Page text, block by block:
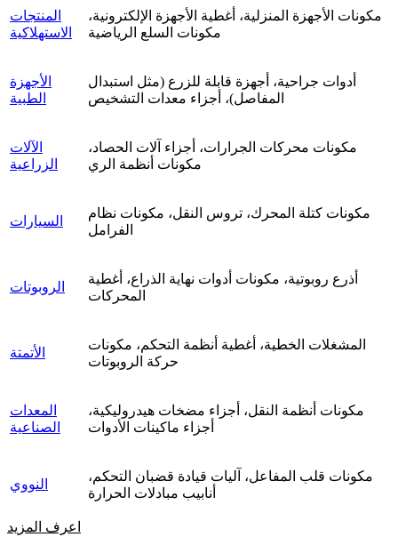
المنتجات
الاستهلاكية
مكونات الأجهزة المنزلية، أغطية الأجهزة الإلكترونية،
مكونات السلع الرياضية
الأجهزة
الطبية
أدوات جراحية، أجهزة قابلة للزرع (مثل استبدال
المفاصل)، أجزاء معدات التشخيص
الآلات
الزراعية
مكونات محركات الجرارات، أجزاء آلات الحصاد،
مكونات أنظمة الري
السيارات
مكونات كتلة المحرك، تروس النقل، مكونات نظام
الفرامل
الروبوتات
أذرع روبوتية، مكونات أدوات نهاية الذراع، أغطية
المحركات
الأتمتة
المشغلات الخطية، أغطية أنظمة التحكم، مكونات
حركة الروبوتات
المعدات
الصناعية
مكونات أنظمة النقل، أجزاء مضخات هيدروليكية،
أجزاء ماكينات الأدوات
النووي
مكونات قلب المفاعل، آليات قيادة قضبان التحكم،
أنابيب مبادلات الحرارة
اعرف المزيد